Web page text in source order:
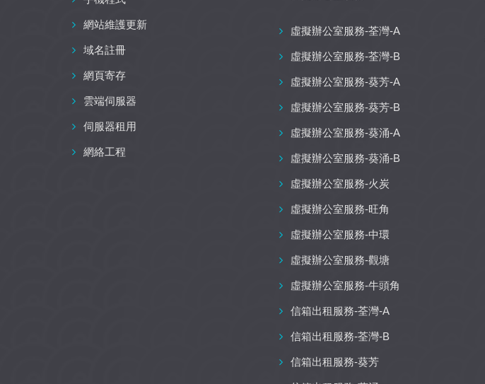
網站維護更新
域名註冊
網頁寄存
雲端伺服器
伺服器租用
網絡工程
虛擬辦公室服務-荃灣-A
虛擬辦公室服務-荃灣-B
虛擬辦公室服務-葵芳-A
虛擬辦公室服務-葵芳-B
虛擬辦公室服務-葵涌-A
虛擬辦公室服務-葵涌-B
虛擬辦公室服務-火炭
虛擬辦公室服務-旺角
虛擬辦公室服務-中環
虛擬辦公室服務-觀塘
虛擬辦公室服務-牛頭角
信箱出租服務-荃灣-A
信箱出租服務-荃灣-B
信箱出租服務-葵芳